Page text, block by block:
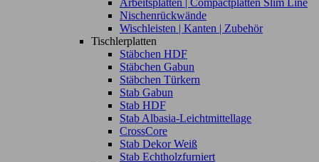
Arbeitsplatten | Compactplatten Slim Line
Nischenrückwände
Wischleisten | Kanten | Zubehör
Tischlerplatten
Stäbchen HDF
Stäbchen Gabun
Stäbchen Türkern
Stab Gabun
Stab HDF
Stab Albasia-Leichtmittellage
CrossCore
Stab Dekor Weiß
Stab Echtholzfurniert